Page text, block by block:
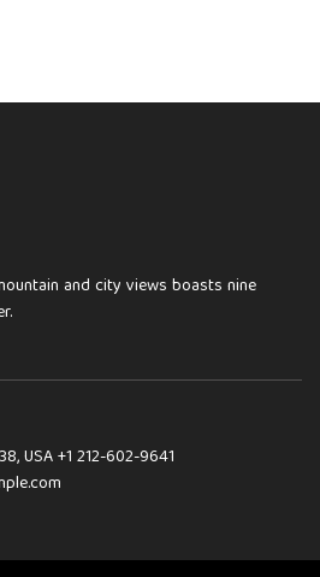
and city views boasts nine
USA+1 212-602-9641